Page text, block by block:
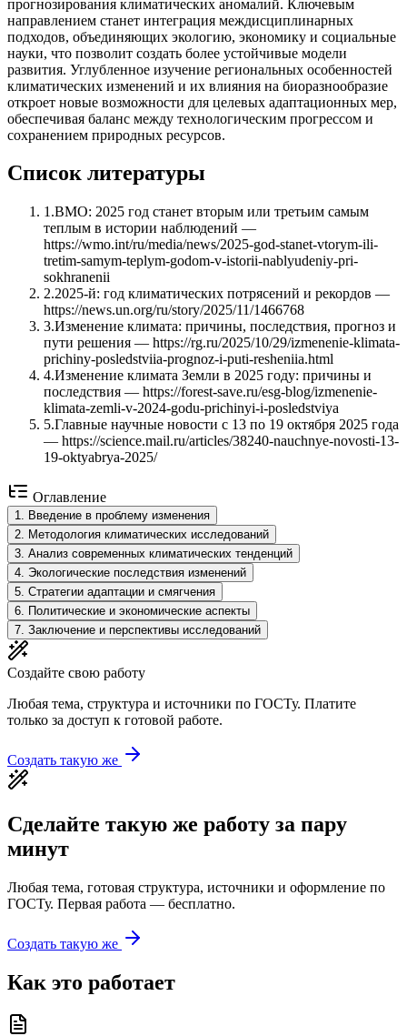
прогнозирования климатических аномалий. Ключевым
направлением станет интеграция междисциплинарных
подходов, объединяющих экологию, экономику и социальные
науки, что позволит создать более устойчивые модели
развития. Углубленное изучение региональных особенностей
климатических изменений и их влияния на биоразнообразие
откроет новые возможности для целевых адаптационных мер,
обеспечивая баланс между технологическим прогрессом и
сохранением природных ресурсов.
Список литературы
1 .ВМО: 2025 год станет вторым или третьим самым
теплым в истории наблюдений —
https://wmo.int/ru/media/news/2025-god-stanet-vtorym-ili-
tretim-samym-teplym-godom-v-istorii-nablyudeniy-pri-
sokhranenii
2.2025-й: год климатических потрясений и рекордов —
https://news.un.org/ru/story/2025/11/1466768
3.Изменение климата: причины, последствия, прогноз и
пути решения — https://rg.ru/2025/10/29/izmenenie-klimata-
prichiny-posledstviia-prognoz-i-puti-resheniia.html
4.Изменение климата Земли в 2025 году: причины и
последствия — https://forest-save.ru/esg-blog/izmenenie-
klimata-zemli-v-2024-godu-prichinyi-i-posledstviya
5.Главные научные новости с 13 по 19 октября 2025 года
— https://science.mail.ru/articles/38240-nauchnye-novosti-13-
19-oktyabrya-2025/
Оглавление
1. Введение в проблему изменения
2. Методология климатических исследований
3. Анализ современных климатических тенденций
4. Экологические последствия изменений
5. Стратегии адаптации и смягчения
6. Политические и экономические аспекты
7. Заключение и перспективы исследований
Создайте свою работу
Любая тема, структура и источники по ГОСТу. Платите
только за доступ к готовой работе.
Создать такую же
Сделайте такую же работу за пару
минут
Любая тема, готовая структура, источники и оформление по
ГОСТу. Первая работа — бесплатно.
Создать такую же
Как это работает